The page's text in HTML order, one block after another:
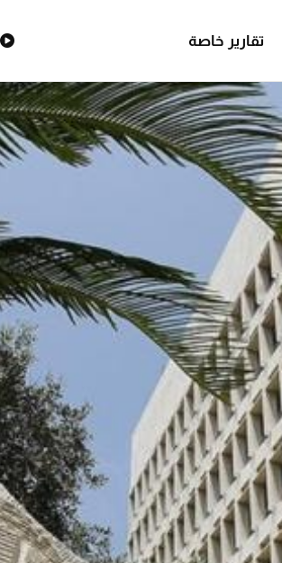
تقارير خاصة